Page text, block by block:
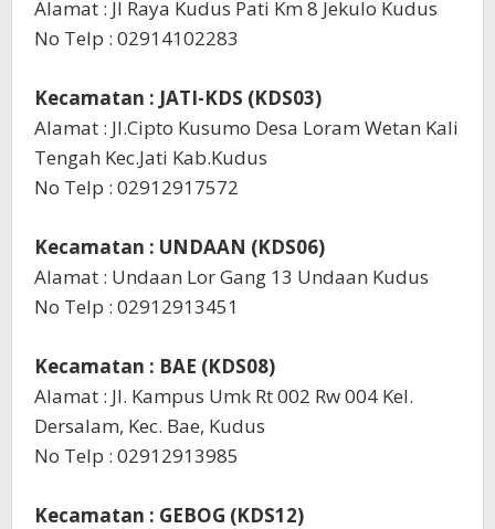
Alamat : Jl Raya Kudus Pati Km 8 Jekulo Kudus
No Telp : 02914102283
Kecamatan : JATI-KDS (KDS03)
Alamat : Jl.Cipto Kusumo Desa Loram Wetan Kali
Tengah Kec.Jati Kab.Kudus
No Telp : 02912917572
Kecamatan : UNDAAN (KDS06)
Alamat : Undaan Lor Gang 13 Undaan Kudus
No Telp : 02912913451
Kecamatan : BAE (KDS08)
Alamat : Jl. Kampus Umk Rt 002 Rw 004 Kel.
Dersalam, Kec. Bae, Kudus
No Telp : 02912913985
Kecamatan : GEBOG (KDS12)